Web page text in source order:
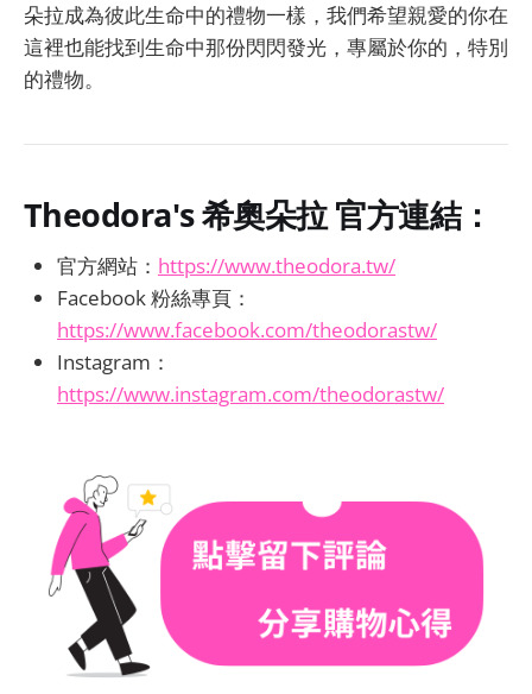
朵拉成為彼此生命中的禮物一樣，我們希望親愛的你在
這裡也能找到生命中那份閃閃發光，專屬於你的，特別
的禮物。
Theodora's 希奧朵拉 官方連結：
官方網站： https://www.theodora.tw/
Facebook 粉絲專頁：
https://www.facebook.com/theodorastw/
Instagram：
https://www.instagram.com/theodorastw/